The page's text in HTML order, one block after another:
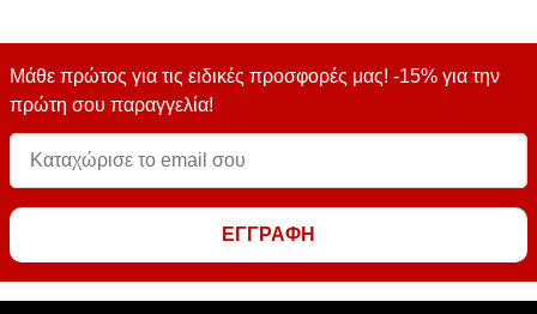
Μάθε πρώτος για τις ειδικές προσφορές μας! -15% για την
πρώτη σου παραγγελία!
ΕΓΓΡΑΦΗ